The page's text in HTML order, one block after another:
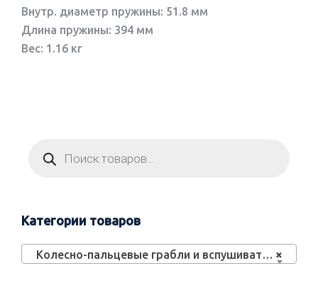
Внутр. диаметр пружины: 51.8 мм
Длина пружины: 394 мм
Вес: 1.16 кг
Категории товаров
×
Колесно-пальцевые грабли и вспушиватели (30)